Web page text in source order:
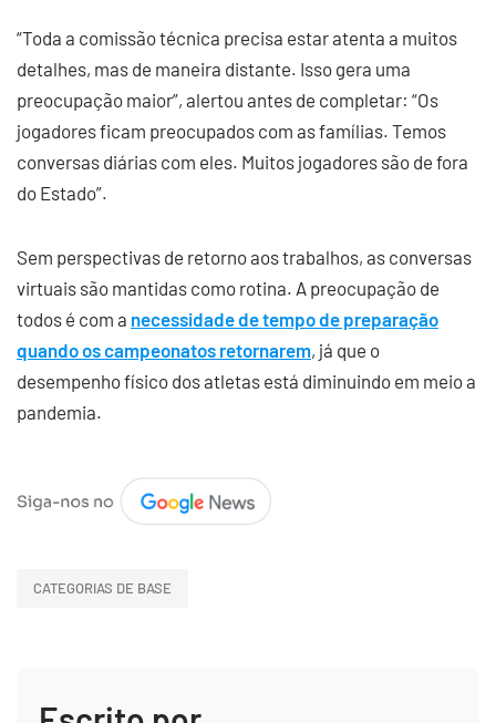
“Toda a comissão técnica precisa estar atenta a muitos
detalhes, mas de maneira distante. Isso gera uma
preocupação maior”, alertou antes de completar: “Os
jogadores ficam preocupados com as famílias. Temos
conversas diárias com eles. Muitos jogadores são de fora
do Estado”.
Sem perspectivas de retorno aos trabalhos, as conversas
virtuais são mantidas como rotina. A preocupação de
todos é com a necessidade de tempo de preparação
quando os campeonatos retornarem, já que o
desempenho físico dos atletas está diminuindo em meio a
pandemia.
CATEGORIAS DE BASE